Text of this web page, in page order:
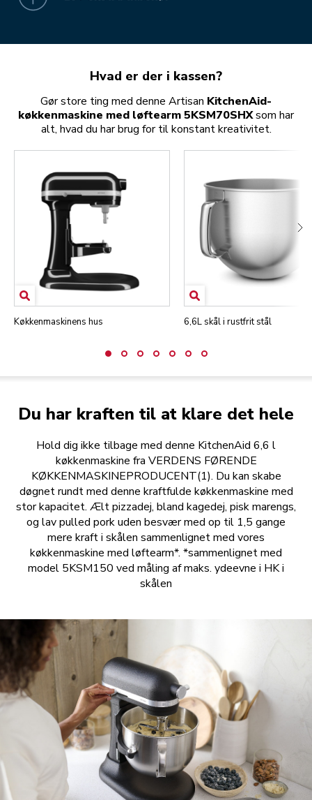
Hvad er der i kassen?
Gør store ting med denne Artisan KitchenAid-
køkkenmaskine med løftearm 5KSM70SHXsom har
alt, hvad du har brug for til konstant kreativitet.
Køkkenmaskinens hus 6,6L skål i rustfrit stål
Du har kraften til at klare det hele
Hold dig ikke tilbage med denne KitchenAid 6,6 l
køkkenmaskine fra VERDENS FØRENDE
KØKKENMASKINEPRODUCENT(1). Du kan skabe
døgnet rundt med denne kraftfulde køkkenmaskine med
stor kapacitet. Ælt pizzadej, bland kagedej, pisk marengs,
og lav pulled pork uden besvær med op til 1,5 gange
mere kraft i skålen sammenlignet med vores
køkkenmaskine med løftearm*. *sammenlignet med
model 5KSM150 ved måling af maks. ydeevne i HK i
skålen